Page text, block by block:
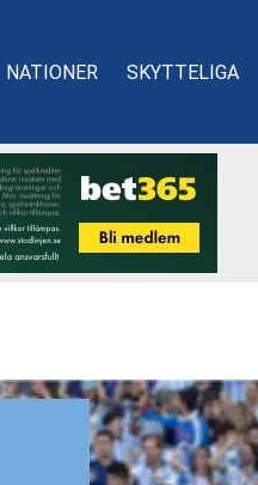
NATIONER SKYTTELIGA